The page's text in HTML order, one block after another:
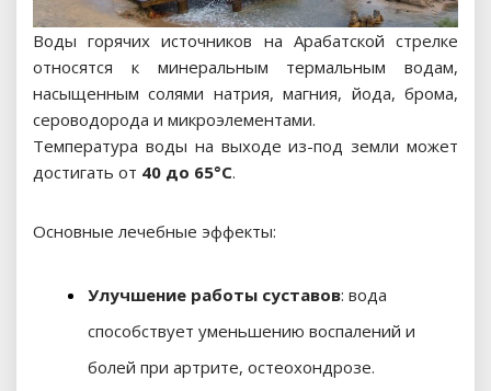
Воды горячих источников на Арабатской стрелке
относятся к минеральным термальным водам,
насыщенным солями натрия, магния, йода, брома,
сероводорода и микроэлементами.
Температура воды на выходе из-под земли может
достигать от 40 до 65°C.
Основные лечебные эффекты:
Улучшение работы суставов: вода
способствует уменьшению воспалений и
болей при артрите, остеохондрозе.